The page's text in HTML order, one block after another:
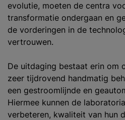
evolutie, moeten de centra
transformatie ondergaan en
de vorderingen in de
vertrouwen.
De uitdaging bestaat erin om
zeer tijdrovend handmatig
een gestroomlijnde en
Hiermee kunnen de
verbeteren, kwaliteit van hun